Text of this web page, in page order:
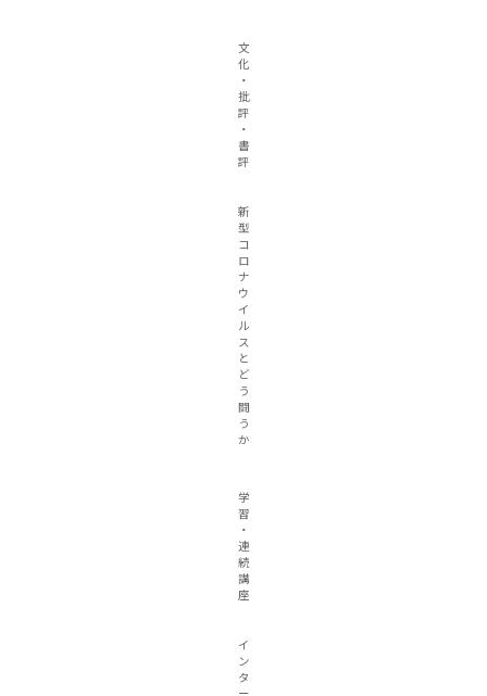
文
化
・
批
評
・
書
評
新
型
コ
ロ
ナ
ウ
イ
ル
ス
と
ど
う
闘
う
か
学
習
・
連
続
講
座
イ
ン
タ